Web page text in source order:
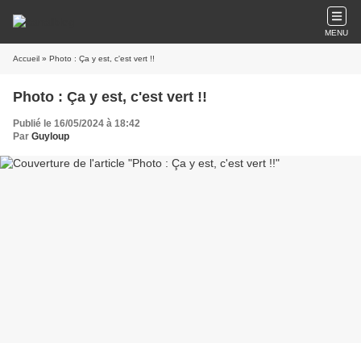
MENU
Accueil » Photo : Ça y est, c'est vert !!
Photo : Ça y est, c'est vert !!
Publié le 16/05/2024 à 18:42
Par Guyloup